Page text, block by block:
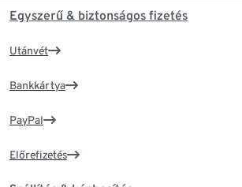
Egyszerű & biztonságos fizetés
Utánvét
Bankkártya
PayPal
Előrefizetés